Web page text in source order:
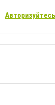
Авторизуйтесь